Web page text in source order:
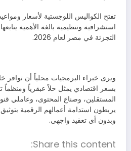
تفتح الكواليس اللوجستية لأسعار
استشرافية وتنظيمية بالغة الأهمية
التجزئة في مصر لعام 2026.
ويرى خبراء البرمجيات محلياً أن توافر
بسعر اقتصادي يمثل حلاً عبقرياً ومنظماً
المستقلين، وصناع المحتوى، وعاملي
يربطون استدامة أعمالهم الرقمية
وبدون أي تعقيد واجهي.
Share this content: